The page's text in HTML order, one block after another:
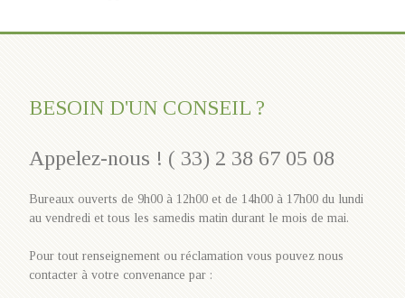
BESOIN D'UN CONSEIL ?
Appelez-nous ! ( 33) 2 38 67 05 08
Bureaux ouverts de 9h00 à 12h00 et de 14h00 à 17h00 du lundi
au vendredi et tous les samedis matin durant le mois de mai.
Pour tout renseignement ou réclamation vous pouvez nous
contacter à votre convenance par :